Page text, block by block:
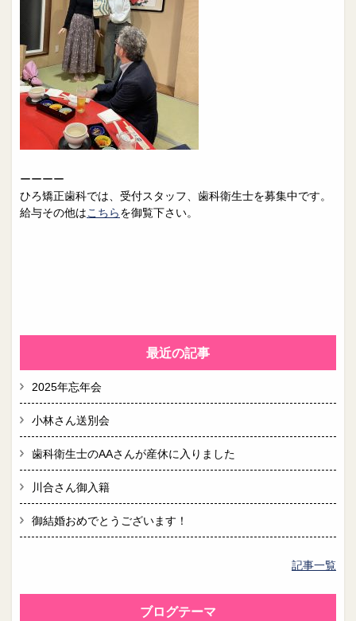
ーーーー
ひろ矯正歯科では、受付スタッフ、歯科衛生士を募集中です。
給与その他はこちらを御覧下さい。
最近の記事
2025年忘年会
小林さん送別会
歯科衛生士のAAさんが産休に入りました
川合さん御入籍
御結婚おめでとうございます！
記事一覧
ブログテーマ